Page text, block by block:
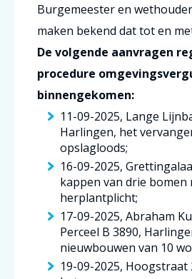
Burgemeester en
maken bekend dat tot en
De volgende aanvragen
procedure
binnengekomen:
11-09-2025, Lange
Harlingen, het
opslagloods;
16-09-2025,
kappen van drie bomen
herplantplicht;
17-09-2025, Abraham
Perceel B 3890,
nieuwbouwen van 10
19-09-2025, Hoogstraat